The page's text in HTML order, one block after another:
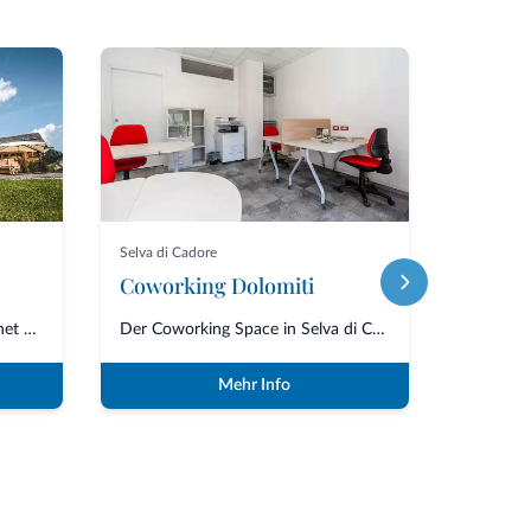
Die Burz-Hütte, die 2013 eröffnet wurde, befindet sich in Arabba in der Gem...
Selva di Cadore
Coworking Dolomiti
Der Coworking Space in Selva di Cadore ist die ideale Lösung für alle, die...
Mehr Info